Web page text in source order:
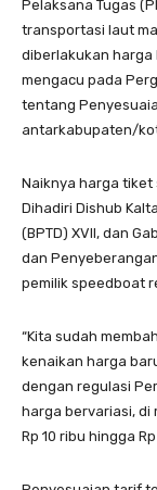
Pelaksana Tugas
transportasi laut
diberlakukan harga
mengacu pada
tentang
antarkabupaten/
Naiknya harga
Dihadiri Dishub
(BPTD) XVII, dan
dan
pemilik speedboat
“Kita sudah
kenaikan harga
dengan regulasi
harga bervariasi, di
Rp 10 ribu hingga